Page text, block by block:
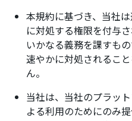
本規約に基づき、当社
に対処する権限を付与
いかなる義務を課すも
速やかに対処されるこ
ん。
当社は、当社のプラッ
よる利用のためにのみ